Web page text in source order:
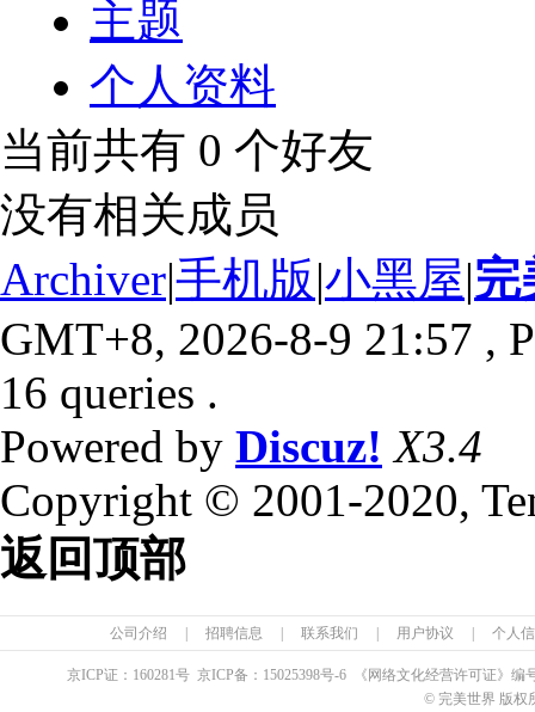
主题
个人资料
当前共有 0 个好友
没有相关成员
Archiver|手机版|小黑屋|完
GMT+8, 2026-8-9 21:57 ,
16 queries .
Powered by Discuz! X3.4
Copyright © 2001-2020,
返回顶部
公司介绍 招聘信息 联系我们 用户协议 个人
京ICP证： 160281号 京ICP备： 15025398号-6 《网络文化经营许可证》编
© 完美世界 版权